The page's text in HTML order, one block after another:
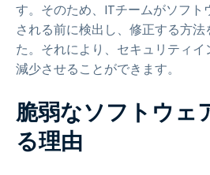
す。そのため、ITチームがソフト
される前に検出し、修正する方
た。それにより、セキュリティ
減少させることができます。
脆弱なソフトウェ
る理由